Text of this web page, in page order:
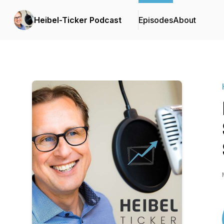
Heibel-Ticker Podcast EpisodesAbout